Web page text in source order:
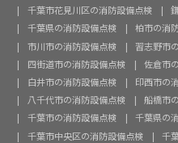
千葉市花見川区の消防設備点検
千葉県の消防設備点検
柏市の消
市川市の消防設備点検
習志野市
四街道市の消防設備点検
佐倉市
白井市の消防設備点検
印西市の
八千代市の消防設備点検
船橋市
千葉市の消防設備点検
千葉県の
千葉市中央区の消防設備点検
千